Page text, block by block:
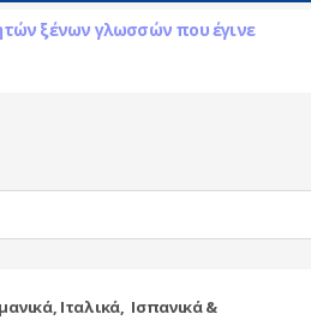
ξένων γλωσσών που έγινε
Ιταλικά, Ισπανικά &